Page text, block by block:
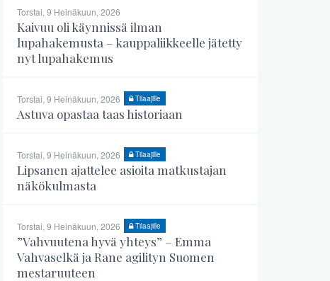
Torstai, 9 Heinäkuun, 2026
Kaivuu oli käynnissä ilman
lupahakemusta – kauppaliikkeelle jätetty
nyt lupahakemus
Torstai, 9 Heinäkuun, 2026 Tilaajille
Astuva opastaa taas historiaan
Torstai, 9 Heinäkuun, 2026 Tilaajille
Lipsanen ajattelee asioita matkustajan
näkökulmasta
Torstai, 9 Heinäkuun, 2026 Tilaajille
”Vahvuutena hyvä yhteys” – Emma
Vahvaselkä ja Rane agilityn Suomen
mestaruuteen